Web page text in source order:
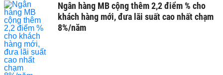
Ngân hàng MB cộng thêm 2,2 điểm % cho
khách hàng mới, đưa lãi suất cao nhất chạm
8%/năm